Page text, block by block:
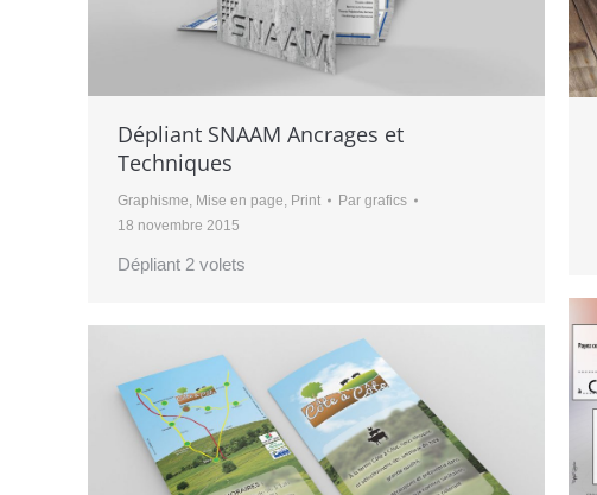
Dépliant SNAAM Ancrages et
Techniques
Graphisme Mise en page Print Par grafics
18 novembre 2015
Dépliant 2 volets